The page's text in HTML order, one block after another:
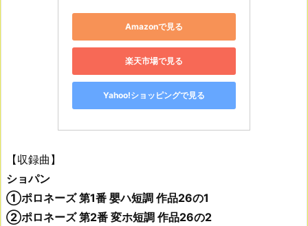
Amazonで見る
楽天市場で見る
Yahoo!ショッピングで見る
【収録曲】
ショパン
①ポロネーズ 第1番 嬰ハ短調 作品26の1
②ポロネーズ 第2番 変ホ短調 作品26の2